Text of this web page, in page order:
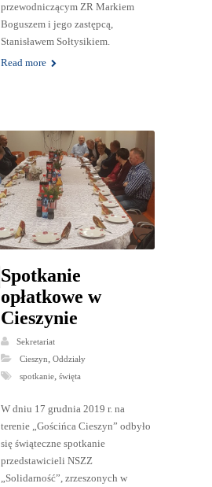
przewodniczącym ZR Markiem
Boguszem i jego zastępcą,
Stanisławem Sołtysikiem.
Read more
Spotkanie
opłatkowe w
Cieszynie
Sekretariat
Cieszyn Oddziały
spotkanie, święta
W dniu 17 grudnia 2019 r. na
terenie „Gościńca Cieszyn” odbyło
się świąteczne spotkanie
przedstawicieli NSZZ
„Solidarność”, zrzeszonych w